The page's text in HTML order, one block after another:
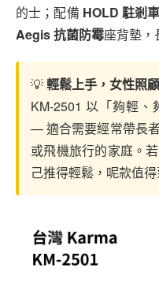
的士；配備 HOLD 駐剎車
Aegis 抗菌防霉座背墊，
💡輕鬆上手，女性照
KM-2501 以「夠輕
— 適合需要經常帶長
或飛機旅行的家庭。
己推得輕鬆，呢款值